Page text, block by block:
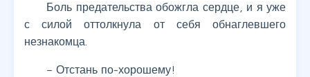
Боль предательства обожгла сердце, и я уже
с силой оттолкнула от себя обнаглевшего
незнакомца.
– Отстань по-хорошему!